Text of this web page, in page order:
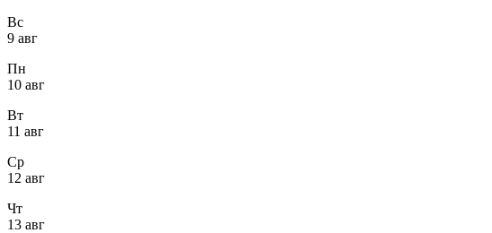
Вс
9 авг
Пн
10 авг
Вт
11 авг
Ср
12 авг
Чт
13 авг